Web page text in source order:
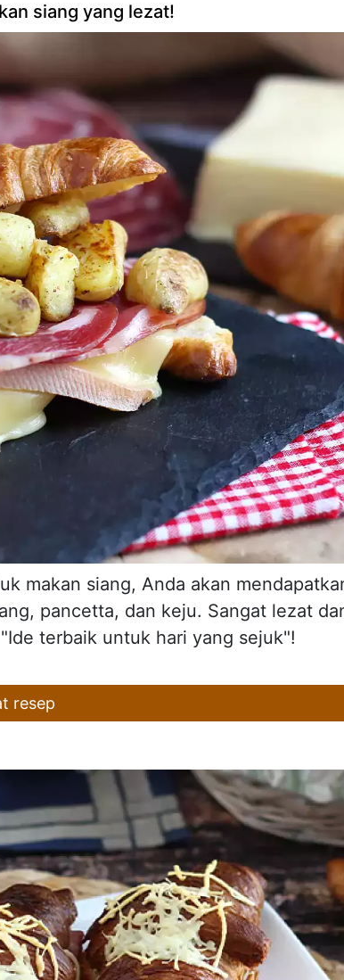
siang yang lezat!
makan siang, Anda akan
pancetta, dan keju. Sangat lezat
terbaik untuk hari yang sejuk"!
resep